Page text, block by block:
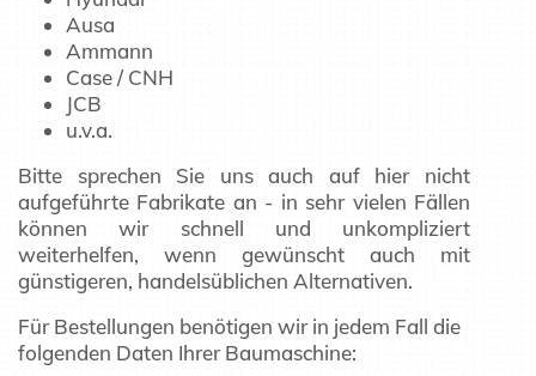
Ausa
Ammann
Case / CNH
JCB
u.v.a.
Bitte sprechen Sie uns auch auf hier nicht
aufgeführte Fabrikate an - in sehr vielen Fällen
können wir schnell und unkompliziert
weiterhelfen, wenn gewünscht auch mit
günstigeren, handelsüblichen Alternativen.
Für Bestellungen benötigen wir in jedem Fall die
folgenden Daten Ihrer Baumaschine: